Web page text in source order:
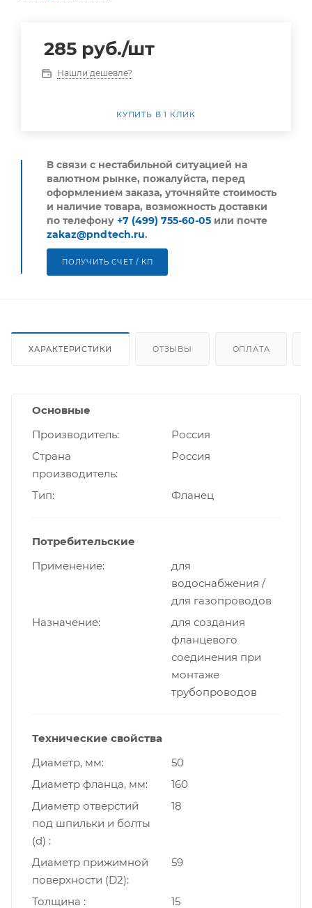
285 руб./шт
Нашли дешевле?
КУПИТЬ В 1 КЛИК
В связи с нестабильной ситуацией на
валютном рынке, пожалуйста, перед
оформлением заказа, уточняйте стоимость
и наличие товара, возможность доставки
по телефону +7 (499) 755-60-05 или почте
zakaz@pndtech.ru.
ПОЛУЧИТЬ СЧЕТ / КП
ХАРАКТЕРИСТИКИ ОТЗЫВЫ ОПЛАТА
Основные
Производитель
Россия
Страна
производитель
Россия
Тип Фланец
Потребительские
Применение
для
водоснабжения /
для газопроводов
Назначение
для создания
фланцевого
соединения при
монтаже
трубопроводов
Технические свойства
Диаметр, мм
50
Диаметр фланца, мм
160
Диаметр отверстий
под шпильки и болты
(d)
18
Диаметр прижимной
поверхности (D2)
59
Толщина
15